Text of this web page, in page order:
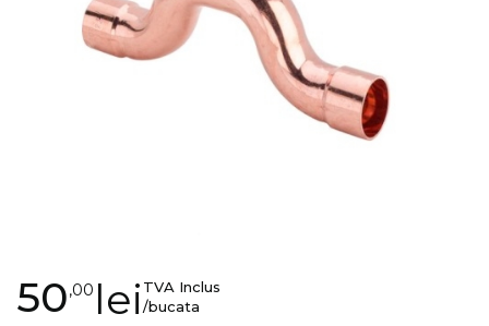
Skip
to
50,00 leiTVA Inclus
/bucata